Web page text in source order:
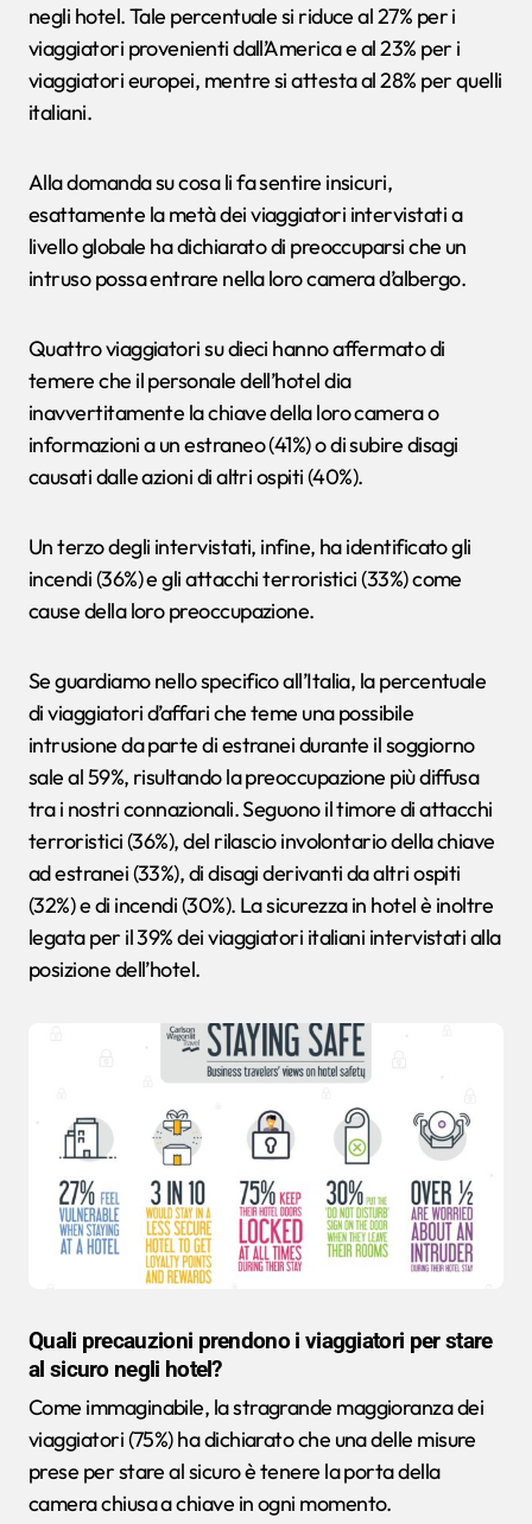
negli hotel. Tale percentuale si riduce al 27% per i
viaggiatori provenienti dall’America e al 23% per i
viaggiatori europei, mentre si attesta al 28% per quelli
italiani.
Alla domanda su cosa li fa sentire insicuri,
esattamente la metà dei viaggiatori intervistati a
livello globale ha dichiarato di preoccuparsi che un
intruso possa entrare nella loro camera d’albergo.
Quattro viaggiatori su dieci hanno affermato di
temere che il personale dell’hotel dia
inavvertitamente la chiave della loro camera o
informazioni a un estraneo (41%) o di subire disagi
causati dalle azioni di altri ospiti (40%).
Un terzo degli intervistati, infine, ha identificato gli
incendi (36%) e gli attacchi terroristici (33%) come
cause della loro preoccupazione.
Se guardiamo nello specifico all’Italia, la percentuale
di viaggiatori d’affari che teme una possibile
intrusione da parte di estranei durante il soggiorno
sale al 59%, risultando la preoccupazione più diffusa
tra i nostri connazionali. Seguono il timore di attacchi
terroristici (36%), del rilascio involontario della chiave
ad estranei (33%), di disagi derivanti da altri ospiti
(32%) e di incendi (30%). La sicurezza in hotel è inoltre
legata per il 39% dei viaggiatori italiani intervistati alla
posizione dell’hotel.
Quali precauzioni prendono i viaggiatori per stare
al sicuro negli hotel?
Come immaginabile, la stragrande maggioranza dei
viaggiatori (75%) ha dichiarato che una delle misure
prese per stare al sicuro è tenere la porta della
camera chiusa a chiave in ogni momento.